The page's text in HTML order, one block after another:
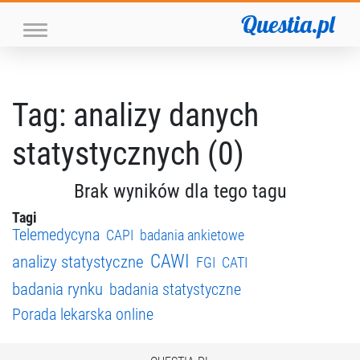
Questia.pl
Tag: analizy danych
statystycznych (0)
Brak wyników dla tego tagu
Tagi
Telemedycyna CAPI badania ankietowe
analizy statystyczne CAWI FGI CATI
badania rynku badania statystyczne
Porada lekarska online